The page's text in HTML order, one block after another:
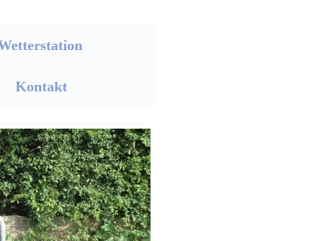
Kontakt